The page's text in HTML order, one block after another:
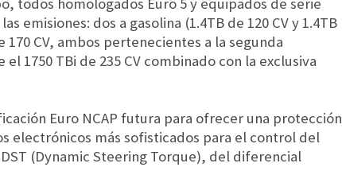
todos homologados Euro 5 y equipados de serie
emisiones: dos a gasolina (1.4TB de 120 CV y 1.4TB
170 CV, ambos pertenecientes a la segunda
1750 TBi de 235 CV combinado con la exclusiva
Euro NCAP futura para ofrecer una protección
electrónicos más sofisticados para el control del
(Dynamic Steering Torque), del diferencial